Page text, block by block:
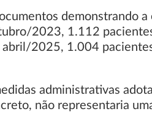
demonstrando
2023, 1.112
2025, 1.004
administrativas
não representaria